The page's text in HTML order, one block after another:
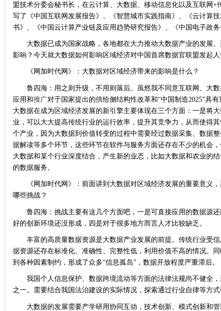
盟技术分委会秘书长，在云计算、大数据、移动信息化以及互联网
写了《中国互联网发展报告》、《智慧城市实践指南》、《云计算
书》、《中国云计算产业链及应用趋势研究报告》、《中国电子政
大数据已成为国家战略，各地都在大力推动大数据产业的发展
影响？今天就大数据如何影响区域经济对中国首席数据官联盟发起
《网加时代网》：大数据对区域经济带来的影响是什么？
鲁四海：用之则升级，不用则落后。虽然我不同意互联网、大
应用和推广对于国家提出的供给侧结构性改革和“中国制造2025”具
大数据在成为区域经济发展的新引擎主要体现在三个方面：一是将
业，可以大大提高传统行业的运行效率，提升其竞争力，从而使得
个产业，因为大数据到价值转变的过程中需要经过数据采集、数据
据解读等多个环节，这些环节在软件与服务方面还存在不少的机会
大数据和某个行业深度结合，产生新的业态，比如大数据和农业的
的数据服务。
《网加时代网》：前面讲到大数据对区域经济发展的重要意义
哪些挑战？
鲁四海：挑战主要有这几个方面吧，一是可直接应用的数据源
好的创新环境还没形成，四是对于很多地方而言人才比较缺乏。
丰富的高质量数据资源是大数据产业发展的前提。传统行业受
据资源还存在标准化、准确性、完整性低，利用价值不高的情况。
到各种因素制约，形成了众多“信息孤岛”，数据开放程度严重滞后。
我国个人信息保护、数据跨境流动等方面的法律法规尚不健全
之一。需要结合我国法治建设的实际情况，探索通过行业自律等方
大数据的发展需要产学研用协同互动，技术创新、模式创新和